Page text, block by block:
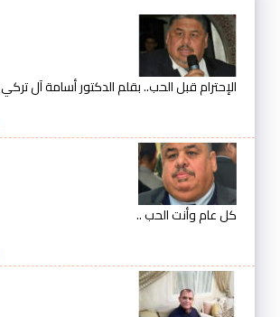
الإحترام قبل الحب.. بقلم الدكتور أسامة آل تركي
كل عام وأنت الحب ..